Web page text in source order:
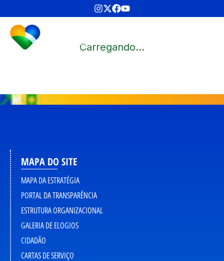
Carregando...
MAPA DO SITE
MAPA DA ESTRATÉGIA
PORTAL DA TRANSPARÊNCIA
ESTRUTURA ORGANIZACIONAL
GALERIA DE ELOGIOS
CIDADÃO
CARTAS DE SERVIÇO